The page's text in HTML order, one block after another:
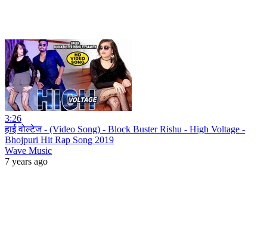
3:26
हाई वोल्टेज - (Video Song) - Block Buster Rishu - High Voltage -
Bhojpuri Hit Rap Song 2019
Wave Music
7 years ago